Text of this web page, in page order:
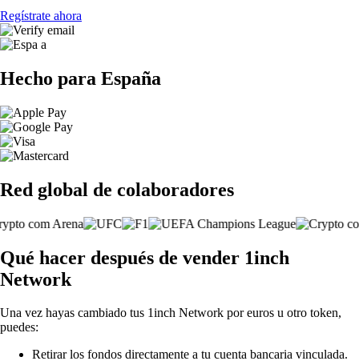
Regístrate ahora
Hecho para España
Red global de colaboradores
Qué hacer después de vender 1inch
Network
Una vez hayas cambiado tus 1inch Network por euros u otro token,
puedes:
Retirar los fondos directamente a tu cuenta bancaria vinculada.